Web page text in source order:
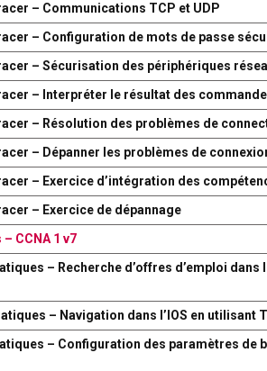
– Communications TCP et UDP
– Configuration de mots de passe
– Sécurisation des périphériques
– Interpréter le résultat des
– Résolution des problèmes de
– Dépanner les problèmes de
– Exercice d’intégration des
– Exercice de dépannage
CCNA 1 v7
– Recherche d’offres d’emploi
– Navigation dans l’IOS en
– Configuration des paramètres de